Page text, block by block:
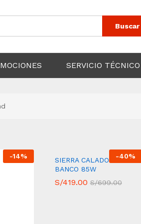
Buscar
SERVICIO TÉCNICO
-14% -40%
SIERRA CALADORA DE
BANCO 85W
S/419.00 S/699.00
S/419.00 S/699.00